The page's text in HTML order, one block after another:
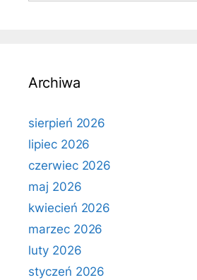
Archiwa
sierpień 2026
lipiec 2026
czerwiec 2026
maj 2026
kwiecień 2026
marzec 2026
luty 2026
styczeń 2026